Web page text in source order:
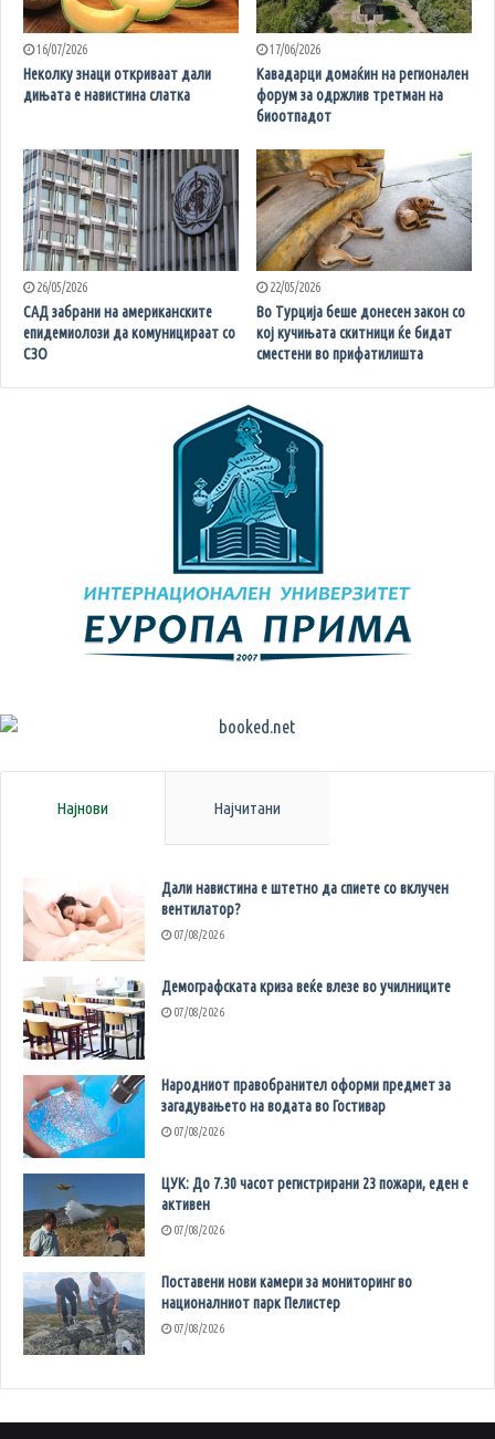
16/07/2026
Неколку знаци откриваат дали
дињата е навистина слатка
17/06/2026
Кавадарци домаќин на регионален
форум за одржлив третман на
биоотпадот
26/05/2026
САД забрани на американските
епидемиолози да комуницираат со
СЗО
22/05/2026
Во Турција беше донесен закон со
кој кучињата скитници ќе бидат
сместени во прифатилишта
Најнови Најчитани
Дали навистина е штетно да спиете со вклучен
вентилатор?
07/08/2026
Демографската криза веќе влезе во училниците
07/08/2026
Народниот правобранител оформи предмет за
загадувањето на водата во Гостивар
07/08/2026
ЦУК: До 7.30 часот регистрирани 23 пожари, еден е
активен
07/08/2026
Поставени нови камери за мониторинг во
националниот парк Пелистер
07/08/2026